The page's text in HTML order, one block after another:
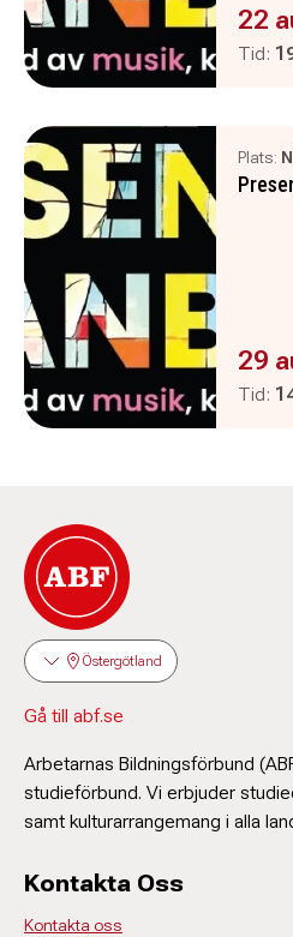
22
Tid:
Plats:
29
Tid:
Östergötland
Gå till abf.se
Arbetarnas Bildningsförbund
studieförbund. Vi erbjuder
samt kulturarrangemang i alla
Kontakta Oss
Kontakta oss